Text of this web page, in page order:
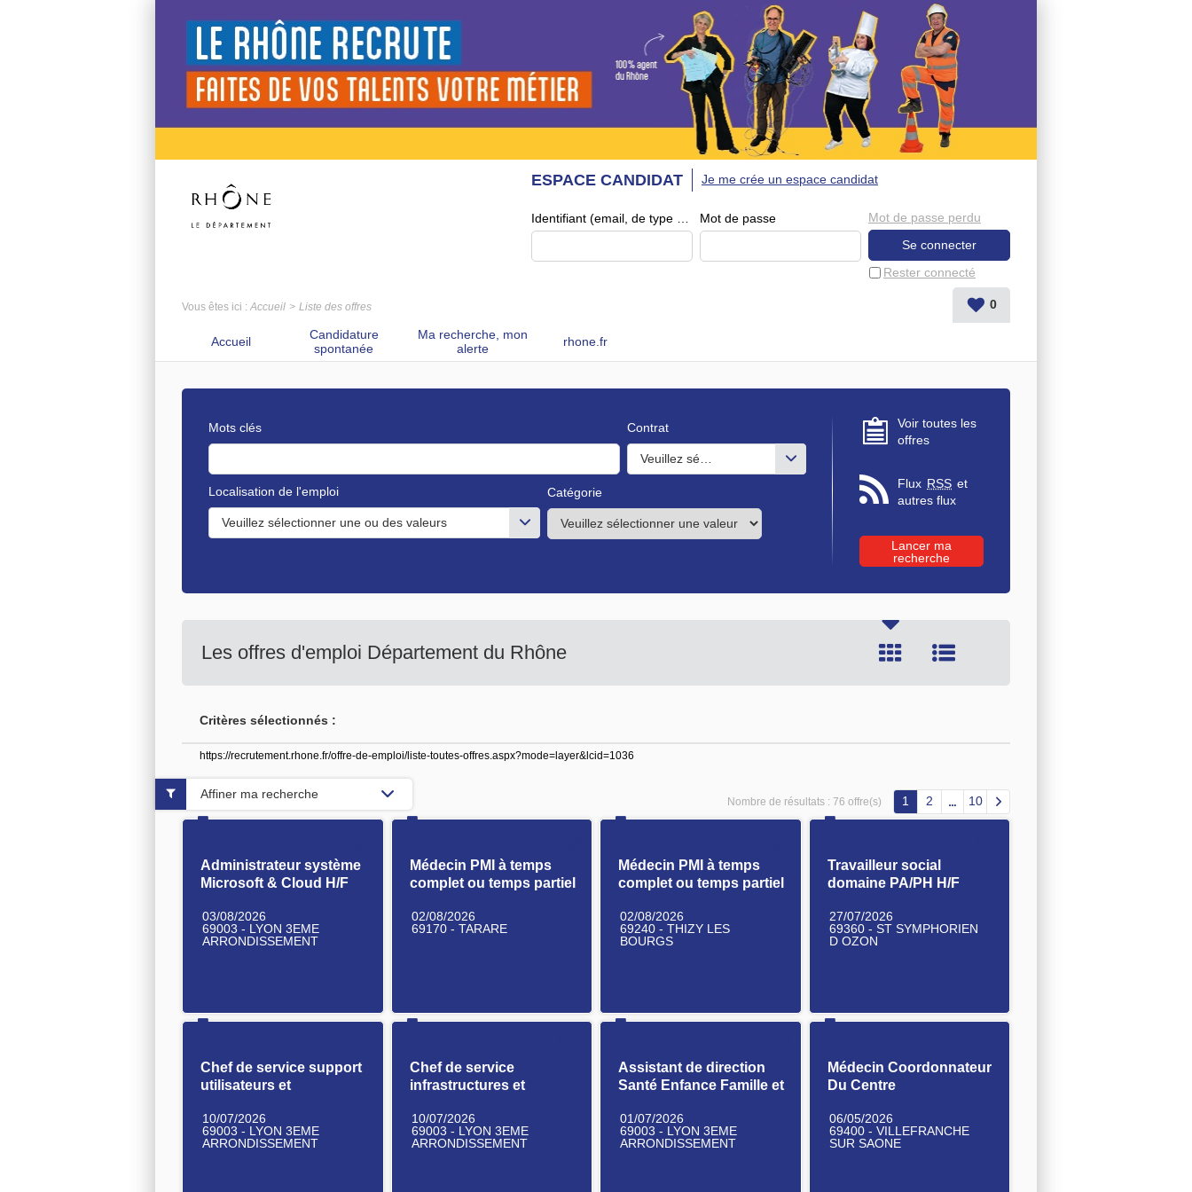
ESPACE CANDIDAT
Mot de passe
Rester connecté
Mot de passe perdu
Je me crée un espace candidat
Vous êtes ici : Accueil Liste des offres 0
Accueil
Candidature
spontanée
Ma recherche, mon
alerte
rhone.fr
Mots clés Contrat
Veuillez sélectionner une ou des valeurs
Localisation de l'emploi
Veuillez sélectionner une ou des valeurs
Catégorie
Voir toutes les
offres
Flux RSS et
autres flux
Les offres d'emploi Département du Rhône
Critères sélectionnés :
https://recrutement.rhone.fr/offre-de-emploi/liste-toutes-offres.aspx?mode=layer&lcid=1036
Nombre de résultats : 76 offre(s) 1 2 10
Administrateur système
Microsoft & Cloud H/F
03/08/2026
69003 - LYON 3EME
ARRONDISSEMENT
Médecin PMI à temps
complet ou temps partiel
02/08/2026
69170 - TARARE
Médecin PMI à temps
complet ou temps partiel
02/08/2026
69240 - THIZY LES
BOURGS
Travailleur social
domaine PA/PH H/F
27/07/2026
69360 - ST SYMPHORIEN
D OZON
Chef de service support
utilisateurs et
10/07/2026
69003 - LYON 3EME
ARRONDISSEMENT
Chef de service
infrastructures et
10/07/2026
69003 - LYON 3EME
ARRONDISSEMENT
Assistant de direction
Santé Enfance Famille et
01/07/2026
69003 - LYON 3EME
ARRONDISSEMENT
Médecin Coordonnateur
Du Centre
et d'Éducation Sexuelle
(CDSES) H/F
06/05/2026
69400 - VILLEFRANCHE
SUR SAONE
Affiner ma recherche